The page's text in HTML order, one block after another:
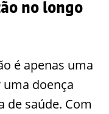
no longo
é apenas uma
doença
de saúde. Com